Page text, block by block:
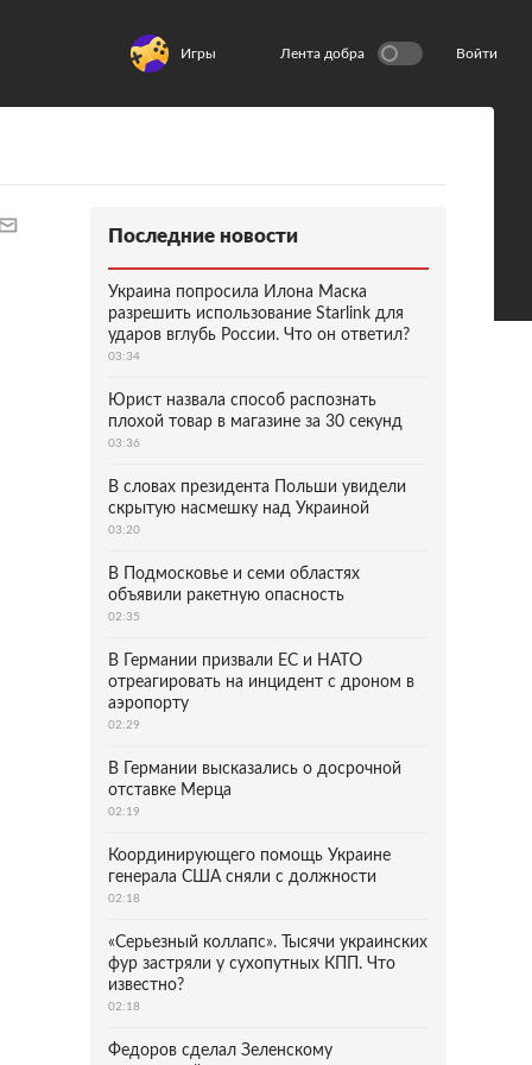
Игры Лента добра Войти
Последние новости
Украина попросила Илона Маска
разрешить использование Starlink для
ударов вглубь России. Что он ответил?
03:34
Юрист назвала способ распознать
плохой товар в магазине за 30 секунд
03:36
В словах президента Польши увидели
скрытую насмешку над Украиной
03:20
В Подмосковье и семи областях
объявили ракетную опасность
02:35
В Германии призвали ЕС и НАТО
отреагировать на инцидент с дроном в
аэропорту
02:29
В Германии высказались о досрочной
отставке Мерца
02:19
Координирующего помощь Украине
генерала США сняли с должности
02:18
«Серьезный коллапс». Тысячи украинских
фур застряли у сухопутных КПП. Что
известно?
02:18
Федоров сделал Зеленскому